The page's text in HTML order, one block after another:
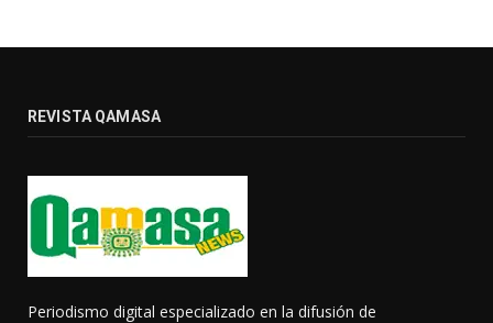
REVISTA QAMASA
Periodismo digital especializado en la difusión de